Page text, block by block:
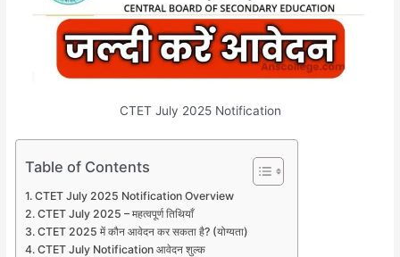
CTET July 2025 Notification
Table of Contents
CTET July 2025 Notification Overview
CTET July 2025 – महत्वपूर्ण तिथियाँ
CTET 2025 में कौन आवेदन कर सकता है? (योग्यता)
CTET July Notification आवेदन शुल्क